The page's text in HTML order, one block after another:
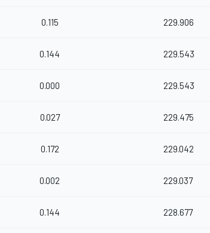
0.115 229.906
0.144 229.543
0.000 229.543
0.027 229.475
0.172 229.042
0.002 229.037
0.144 228.677